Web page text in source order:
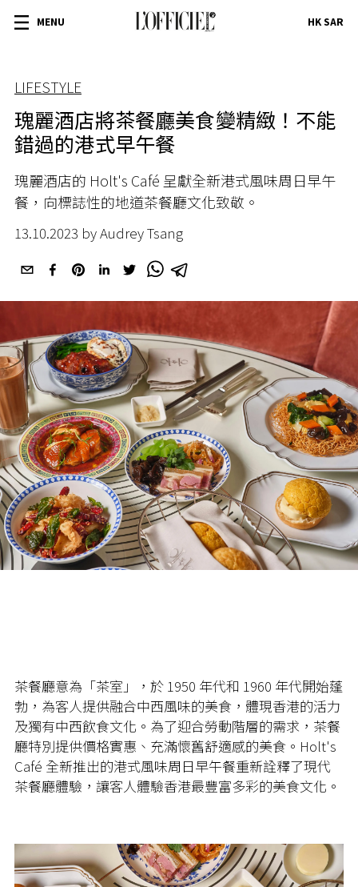
MENU HK SAR
LIFESTYLE
瑰麗酒店將茶餐廳美食變精緻！不能
錯過的港式早午餐
瑰麗酒店的 Holt's Café 呈獻全新港式風味周日早午
餐，向標誌性的地道茶餐廳文化致敬。
13.10.2023 by Audrey Tsang
茶餐廳意為「茶室」，於 1950 年代和 1960 年代開始蓬
勃，為客人提供融合中西風味的美食，體現香港的活力
及獨有中西飲食文化。為了迎合勞動階層的需求，茶餐
廳特別提供價格實惠、充滿懷舊舒適感的美食。Holt's
Café 全新推出的港式風味周日早午餐重新詮釋了現代
茶餐廳體驗，讓客人體驗香港最豐富多彩的美食文化。